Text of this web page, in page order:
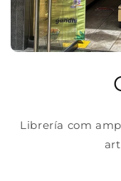
Librería com